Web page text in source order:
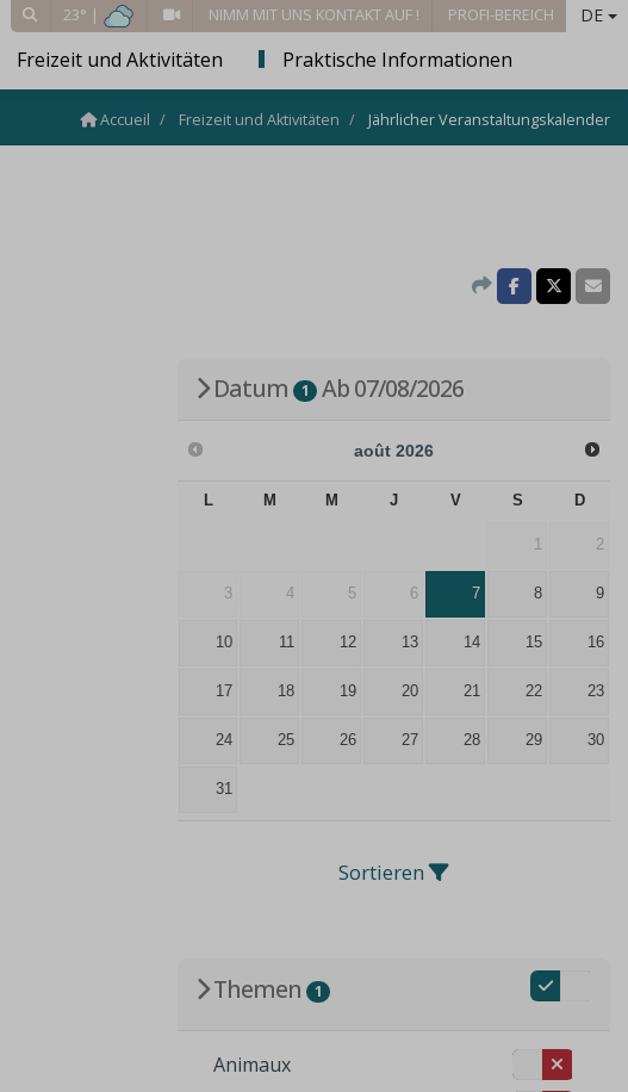
23° | NIMM MIT UNS KONTAKT AUF ! PROFI-BEREICH DE
Freizeit und Aktivitäten Praktische Informationen
Accueil Freizeit und Aktivitäten Jährlicher Veranstaltungskalender
Datum 1 Ab 07/08/2026
août 2026
L M M J V S D
1 2
3 4 5 6 7 8 9
10 11 12 13 14 15 16
17 18 19 20 21 22 23
24 25 26 27 28 29 30
31
Sortieren
Themen 1
Animaux